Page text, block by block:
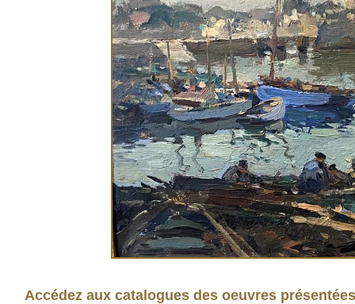
Accédez aux catalogues des oeuvres